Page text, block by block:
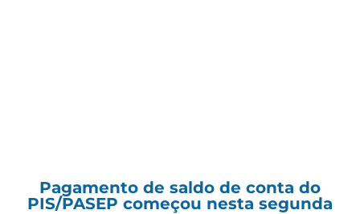
Pagamento de saldo de conta do
PIS/PASEP começou nesta segunda